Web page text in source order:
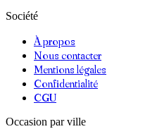
Société
À propos
Nous contacter
Mentions légales
Confidentialité
CGU
Occasion par ville